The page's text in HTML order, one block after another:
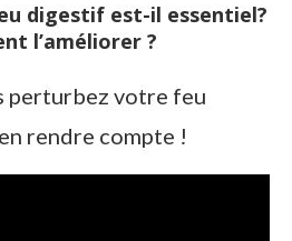
digestif est-il essentiel?
l’améliorer ?
perturbez votre feu
rendre compte !